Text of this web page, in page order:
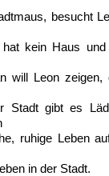
besucht
hat kein Haus
will Leon
Stadt gibt es
ruhige Leben
in der Stadt.